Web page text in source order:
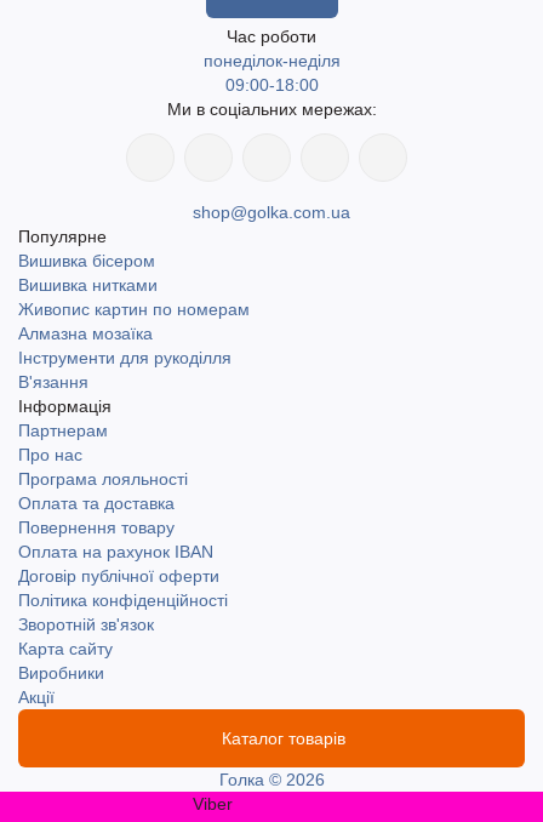
Час роботи
понеділок-неділя
09:00-18:00
Ми в соціальних мережах:
shop@golka.com.ua
Популярне
Вишивка бісером
Вишивка нитками
Живопис картин по номерам
Алмазна мозаїка
Інструменти для рукоділля
В'язання
Інформація
Партнерам
Про нас
Програма лояльності
Оплата та доставка
Повернення товару
Оплата на рахунок IBAN
Договір публічної оферти
Політика конфіденційності
Зворотній зв'язок
Карта сайту
Виробники
Акції
Каталог товарів
Голка © 2026
Viber